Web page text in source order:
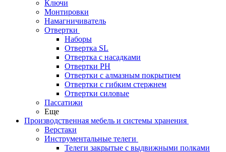
Ключи
Монтировки
Намагничиватель
Отвертки
Наборы
Отвертка SL
Отвертка с насадками
Отвертки PH
Отвертки с алмазным покрытием
Отвертки с гибким стержнем
Отвертки силовые
Пассатижи
Еще
Производственная мебель и системы хранения
Верстаки
Инструментальные телеги
Телеги закрытые с выдвижными полками